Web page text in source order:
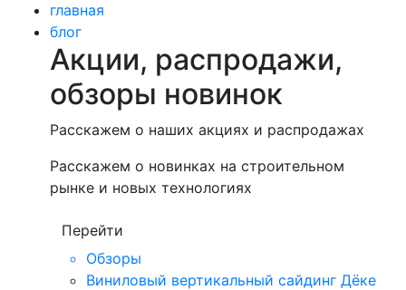
главная
блог
Акции, распродажи,
обзоры новинок
Расскажем о наших акциях и распродажах
Расскажем о новинках на строительном
рынке и новых технологиях
Перейти
Обзоры
Виниловый вертикальный сайдинг Дёке